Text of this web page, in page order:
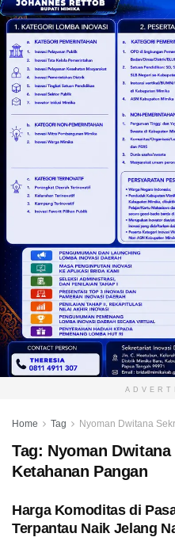
Home Tag Nyoman Dwitana
Tag: Nyoman
Ketahanan Pangan
Harga Komoditas di
Terpantau Naik Jelang